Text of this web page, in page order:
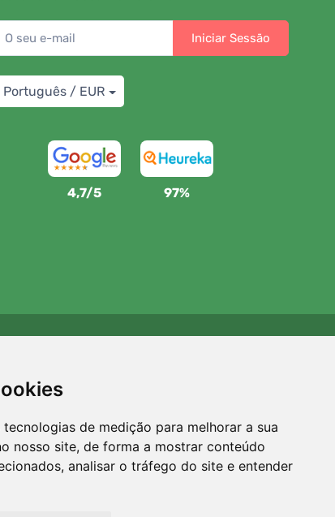
de medição para melhorar a sua
nosso site, de forma a mostrar conteúdo
analisar o tráfego do site e entender
Iniciar Sessão
Português / EUR
4,7/5 97%
Para cada encomenda plantamos uma árvore! Leia mais
Sobre nós